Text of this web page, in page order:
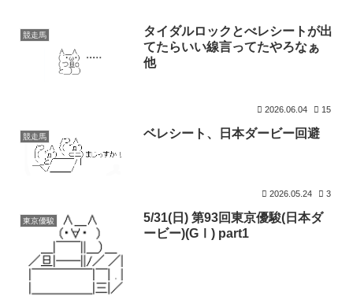
競走馬
タイダルロックとべレシートが出
てたらいい線言ってたやろなぁ
他
2026.06.04 15
競走馬 ベレシート、日本ダービー回避
2026.05.24 3
東京優駿
5/31(日) 第93回東京優駿(日本ダ
ービー)(GⅠ) part1